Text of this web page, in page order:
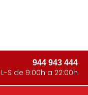
944 943 444
L-S de 9:00h a 22:00h